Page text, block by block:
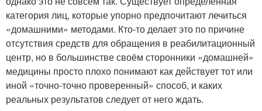
категория лиц, которые упорно предпочитают лечиться
«домашними» методами. Кто-то делает это по причине
отсутствия средств для обращения в реабилитационный
центр, но в большинстве своём сторонники «домашней»
медицины просто плохо понимают как действует тот или
иной «точно-точно проверенный» способ, и каких
реальных результатов следует от него ждать.